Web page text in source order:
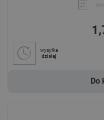
wysyłka
dzisiaj
Do